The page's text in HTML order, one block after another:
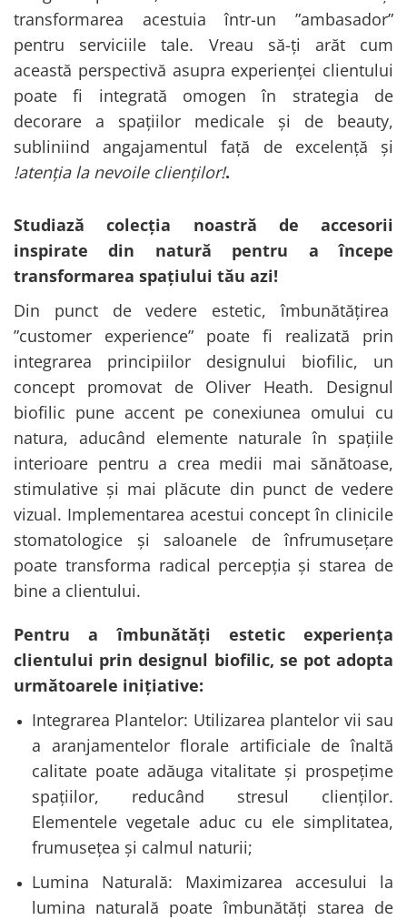
transformarea acestuia într-un ”ambasador”
pentru serviciile tale. Vreau să-ți arăt cum
această perspectivă asupra experienței clientului
poate fi integrată omogen în strategia de
decorare a spațiilor medicale și de beauty,
subliniind angajamentul față de excelență și
!atenția la nevoile clienților!.
Studiază colecția noastră de accesorii
inspirate din natură pentru a începe
transformarea spațiului tău azi!
Din punct de vedere estetic, îmbunătățirea
”customer experience” poate fi realizată prin
integrarea principiilor designului biofilic, un
concept promovat de Oliver Heath. Designul
biofilic pune accent pe conexiunea omului cu
natura, aducând elemente naturale în spațiile
interioare pentru a crea medii mai sănătoase,
stimulative și mai plăcute din punct de vedere
vizual. Implementarea acestui concept în clinicile
stomatologice și saloanele de înfrumusețare
poate transforma radical percepția și starea de
bine a clientului.
Pentru a îmbunătăți estetic experiența
clientului prin designul biofilic, se pot adopta
următoarele inițiative:
Integrarea Plantelor: Utilizarea plantelor vii sau
a aranjamentelor florale artificiale de înaltă
calitate poate adăuga vitalitate și prospețime
spațiilor, reducând stresul clienților.
Elementele vegetale aduc cu ele simplitatea,
frumusețea și calmul naturii;
Lumina Naturală: Maximizarea accesului la
lumina naturală poate îmbunătăți starea de